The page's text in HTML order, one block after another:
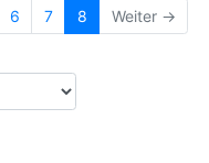
6 7 8 Weiter →